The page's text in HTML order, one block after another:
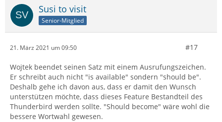
Susi to visit
Senior-Mitglied
21. März 2021 um 09:50 #17
Wojtek beendet seinen Satz mit einem Ausrufungszeichen.
Er schreibt auch nicht "is available" sondern "should be".
Deshalb gehe ich davon aus, dass er damit den Wunsch
unterstützen möchte, dass dieses Feature Bestandteil des
Thunderbird werden sollte. "Should become" wäre wohl die
bessere Wortwahl gewesen.